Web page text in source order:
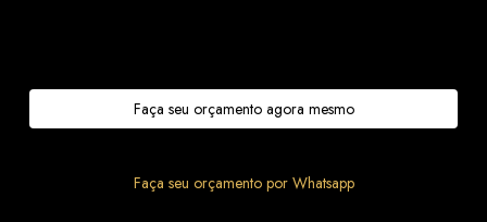
Faça seu orçamento agora mesmo
Faça seu orçamento por Whatsapp